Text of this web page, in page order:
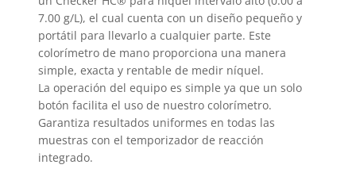
7.00 g/L), el cual cuenta con un diseño pequeño y
portátil para llevarlo a cualquier parte. Este
colorímetro de mano proporciona una manera
simple, exacta y rentable de medir níquel.
La operación del equipo es simple ya que un solo
botón facilita el uso de nuestro colorímetro.
Garantiza resultados uniformes en todas las
muestras con el temporizador de reacción
integrado.